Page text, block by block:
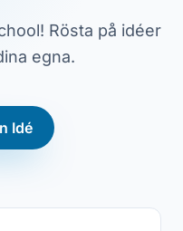
Rösta på idéer
egna.
Idé